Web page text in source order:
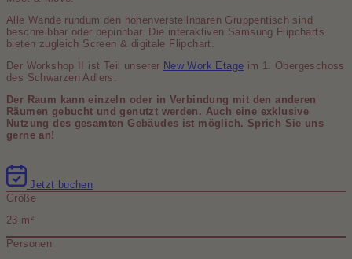
Alle Wände rundum den höhenverstellnbaren Gruppentisch sind
beschreibbar oder bepinnbar. Die interaktiven Samsung Flipcharts
bieten zugleich Screen & digitale Flipchart.
Der Workshop II ist Teil unserer New Work Etage im 1. Obergeschoss
des Schwarzen Adlers.
Der Raum kann einzeln oder in Verbindung mit den anderen
Räumen gebucht und genutzt werden. Auch eine exklusive
Nutzung des gesamten Gebäudes ist möglich. Sprich Sie uns
gerne an!
Jetzt buchen
Größe
23 m²
Personen